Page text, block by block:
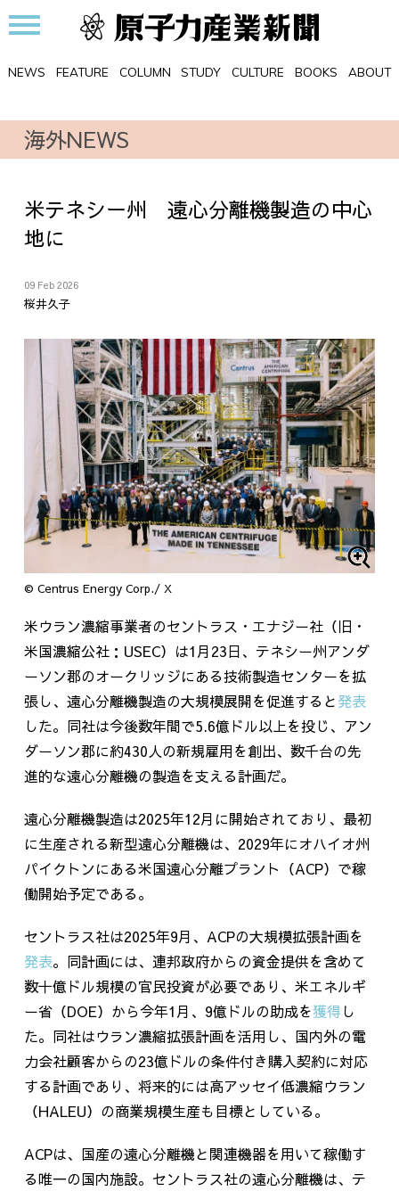
NEWS FEATURE COLUMN STUDY CULTURE BOOKS ABOUT
海外NEWS
米テネシー州 遠心分離機製造の中心
地に
09 Feb 2026
桜井久子
© Centrus Energy Corp./ X
米ウラン濃縮事業者のセントラス・エナジー社（旧・
米国濃縮公社： USEC）は1月23日、テネシー州アンダ
ーソン郡のオークリッジにある技術製造センターを拡
張し、遠心分離機製造の大規模展開を促進すると発表
した。同社は今後数年間で5.6億ドル以上を投じ、アン
ダーソン郡に約430人の新規雇用を創出、数千台の先
進的な遠心分離機の製造を支える計画だ。
遠心分離機製造は2025年12月に開始されており、最初
に生産される新型遠心分離機は、 2029年にオハイオ州
パイクトンにある米国遠心分離プラント（ACP）で稼
働開始予定である。
セントラス社は2025年9月、 ACPの大規模拡張計画を
発表。同計画には、連邦政府からの資金提供を含めて
数十億ドル規模の官民投資が必要であり、米エネルギ
ー省（DOE）から今年1月、 9億ドルの助成を獲得し
た。同社はウラン濃縮拡張計画を活用し、国内外の電
力会社顧客からの23億ドルの条件付き購入契約に対応
する計画であり、将来的には高アッセイ低濃縮ウラン
（HALEU）の商業規模生産も目標としている。
ACPは、国産の遠心分離機と関連機器を用いて稼働す
る唯一の国内施設。セントラス社の遠心分離機は、テ